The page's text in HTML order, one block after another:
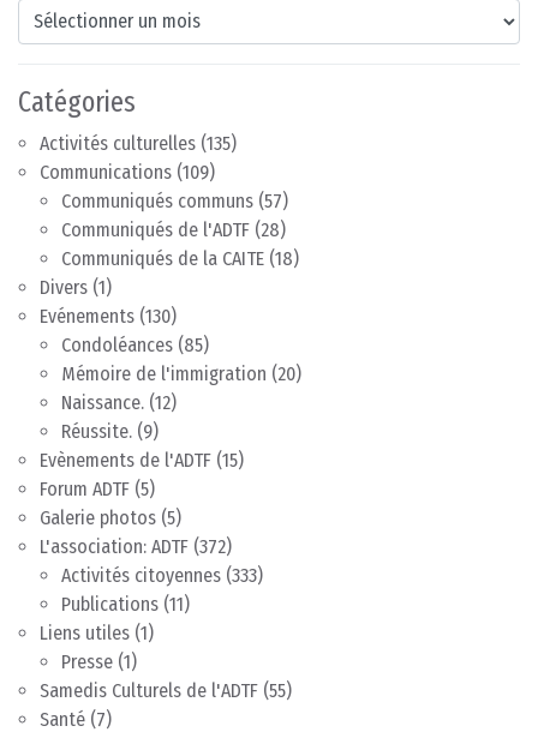
Archives
Catégories
Activités culturelles (135)
Communications (109)
Communiqués communs (57)
Communiqués de l'ADTF (28)
Communiqués de la CAITE (18)
Divers (1)
Evénements (130)
Condoléances (85)
Mémoire de l'immigration (20)
Naissance. (12)
Réussite. (9)
Evènements de l'ADTF (15)
Forum ADTF (5)
Galerie photos (5)
L'association: ADTF (372)
Activités citoyennes (333)
Publications (11)
Liens utiles (1)
Presse (1)
Samedis Culturels de l'ADTF (55)
Santé (7)